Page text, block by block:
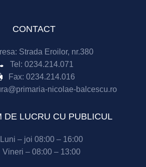
CONTACT
Strada Eroilor, nr.380
Tel: 0234.214.071
Fax: 0234.214.016
nicolae-balcescu.ro
DE LUCRU CU PUBLICUL
Luni – joi 08:00 – 16:00
Vineri – 08:00 – 13:00